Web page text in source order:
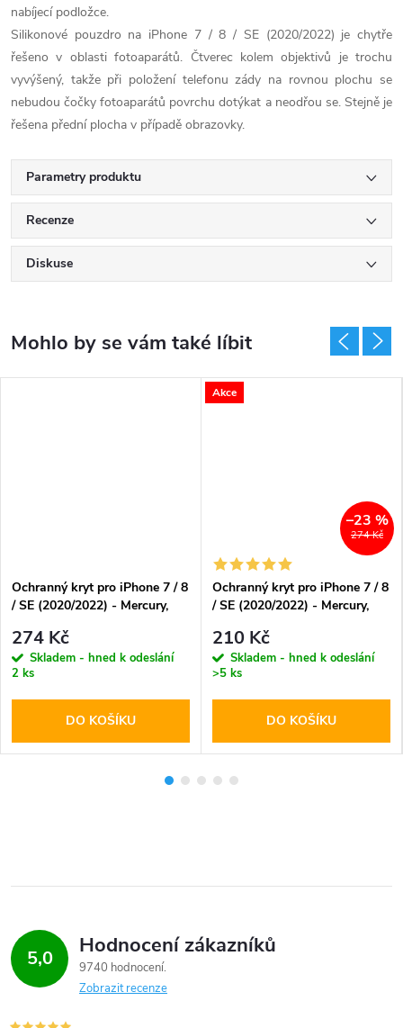
nabíjecí podložce.
Silikonové pouzdro na iPhone 7 / 8 / SE (2020/2022) je chytře
řešeno v oblasti fotoaparátů. Čtverec kolem objektivů je trochu
vyvýšený, takže při položení telefonu zády na rovnou plochu se
nebudou čočky fotoaparátů povrchu dotýkat a neodřou se. Stejně je
řešena přední plocha v případě obrazovky.
Parametry produktu
Recenze
Diskuse
Ochranný kryt pro iPhone 7 / 8
/ SE (2020/2022) - Mercury,
274 Kč
Skladem - hned k odeslání
2 ks
DO KOŠÍKU
Akce
274 Kč
–23 %
Ochranný kryt pro iPhone 7 / 8
/ SE (2020/2022) - Mercury,
210 Kč
Skladem - hned k odeslání
>5 ks
DO KOŠÍKU
5,0 Hodnocení zákazníků
9740 hodnocení
Zobrazit recenze